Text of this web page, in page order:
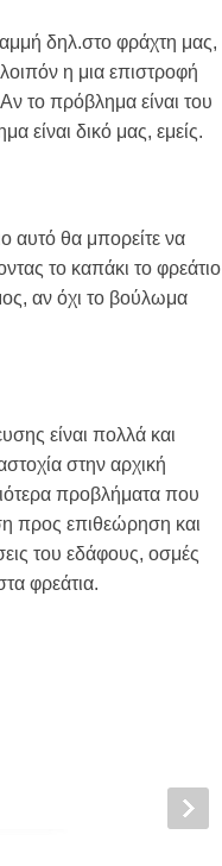
δηλ.στο φράχτη μας,
η μια επιστροφή
το πρόβλημα είναι του
είναι δικό μας, εμείς.
αυτό θα μπορείτε να
το καπάκι το φρεάτιο
αν όχι το βούλωμα
είναι πολλά και
στην αρχική
προβλήματα που
προς επιθεώρηση και
του εδάφους, οσμές
φρεάτια.